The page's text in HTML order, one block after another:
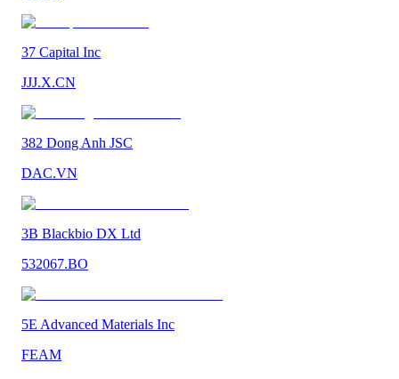
37 Capital Inc
JJJ.X.CN
382 Dong Anh JSC
DAC.VN
3B Blackbio DX Ltd
532067.BO
5E Advanced Materials Inc
FEAM